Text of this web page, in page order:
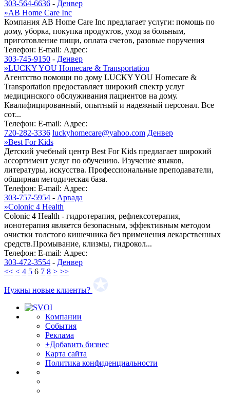
303-564-6636 - Денвер
»AB Home Care Inc
Компания AB Home Care Inc предлагает услуги: помощь по
дому, уборка, покупка продуктов, уход за больным,
приготовление пищи, оплата счетов, разовые поручения
Телефон: E-mail: Адрес:
303-745-9150 - Денвер
»LUCKY YOU Homecare & Transportation
Агентство помощи по дому LUCKY YOU Homecare &
Transportation предоставляет широкий спектр услуг
медицинского обслуживания пациентов на дому.
Квалифицированный, опытный и надежный персонал. Все
сот...
Телефон: E-mail: Адрес:
720-282-3336 luckyhomecare@yahoo.com Денвер
»Best For Kids
Детский учебный центр Best For Kids предлагает широкий
ассортимент услуг по обучению. Изучение языков,
литературы, искусства. Профессиональные преподаватели,
обширная методическая база.
Телефон: E-mail: Адрес:
303-757-5954 - Арвада
»Colonic 4 Health
Colonic 4 Health - гидротерапия, рефлексотерапия,
ионотерапия является безопасным, эффективным методом
очистки толстого кишечника без применения лекарственных
средств.Промывание, клизмы, гидрокол...
Телефон: E-mail: Адрес:
303-472-3554 - Денвер
<< < 4 5 6 7 8 > >>
Нужны новые клиенты?
Компании
События
Реклама
+Добавить бизнес
Карта сайта
Политика конфиденциальности